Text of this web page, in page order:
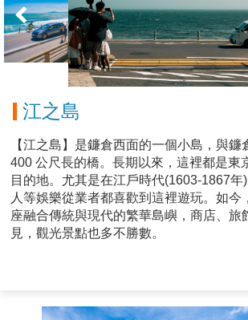
江之島
【江之島】是鐮倉西面的一個小島，與鐮
400 公尺長的橋。長期以來，這裡都是東
目的地。尤其是在江戶時代(1603-1867年
人等娛樂從業者都喜歡到這裡遊玩。如今
座融合傳統與現代的繁華島嶼，商店、旅
見，觀光景點也多不勝數。